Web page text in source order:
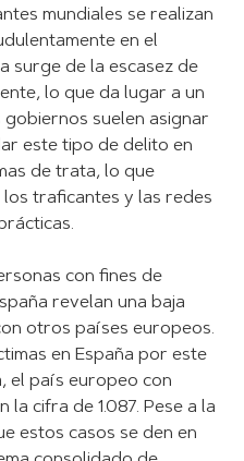
mundiales se realizan
en el
surge de la escasez de
lo que da lugar a un
suelen asignar
este tipo de delito en
de trata, lo que
traficantes y las redes
con fines de
revelan una baja
otros países europeos.
en España por este
el país europeo con
la cifra de 1.087. Pese a la
estos casos se den en